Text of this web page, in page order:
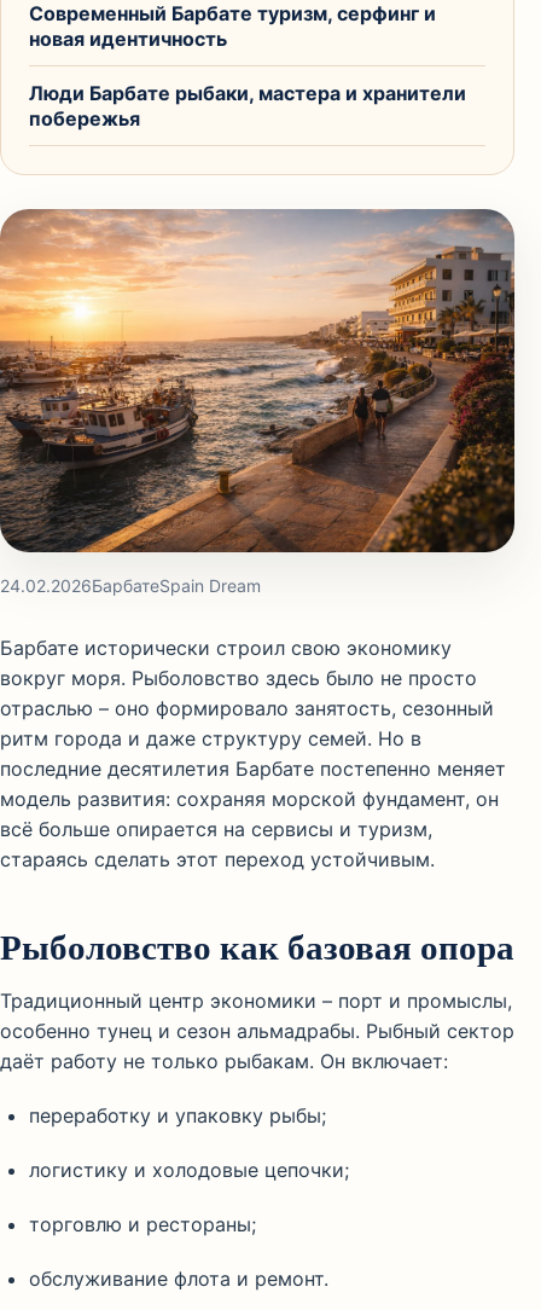
24.02.2026БарбатеSpain Dream
Барбате исторически строил свою экономику
вокруг моря. Рыболовство здесь было не просто
отраслью – оно формировало занятость, сезонный
ритм города и даже структуру семей. Но в
последние десятилетия Барбате постепенно меняет
модель развития: сохраняя морской фундамент, он
всё больше опирается на сервисы и туризм,
стараясь сделать этот переход устойчивым.
Рыболовство как базовая опора
Традиционный центр экономики – порт и промыслы,
особенно тунец и сезон альмадрабы. Рыбный сектор
даёт работу не только рыбакам. Он включает:
переработку и упаковку рыбы;
логистику и холодовые цепочки;
торговлю и рестораны;
обслуживание флота и ремонт.
Современный Барбате туризм, серфинг и
новая идентичность
Люди Барбате рыбаки, мастера и хранители
побережья